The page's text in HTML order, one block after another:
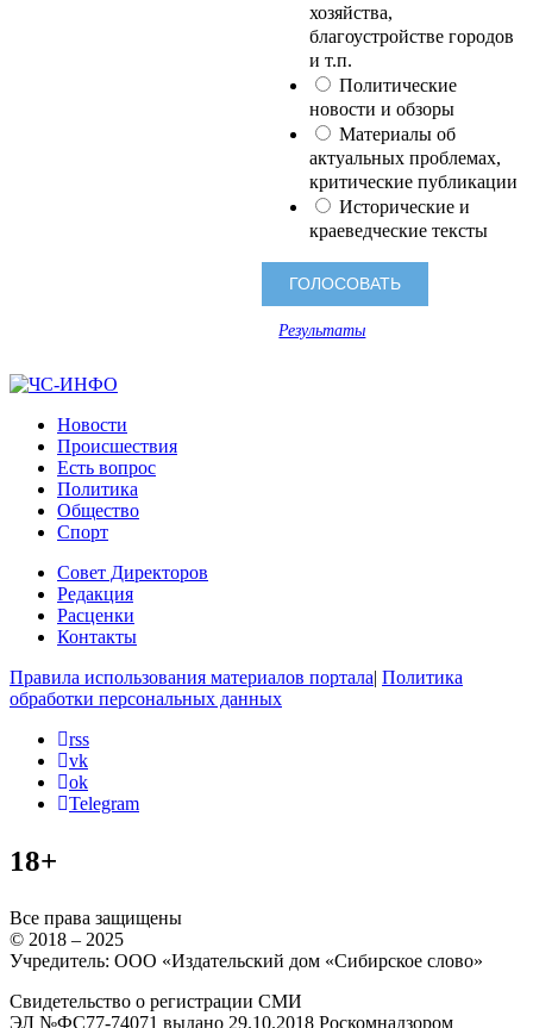
хозяйства,
благоустройстве городов
и т.п.
Политические
новости и обзоры
Материалы об
актуальных проблемах,
критические публикации
Исторические и
краеведческие тексты
Результаты
Новости
Происшествия
Есть вопрос
Политика
Общество
Спорт
Совет Директоров
Редакция
Расценки
Контакты
Правила использования материалов портала| Политика
обработки персональных данных
rss
vk
ok
Telegram
18+
Все права защищены
© 2018 – 2025
Учредитель: ООО «Издательский дом «Сибирское слово»
Свидетельство о регистрации СМИ
ЭЛ №ФС77-74071 выдано 29.10.2018 Роскомнадзором